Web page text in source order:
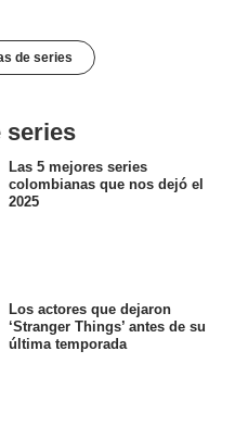
de series
series
Las 5 mejores series
colombianas que nos dejó el
2025
Los actores que dejaron
‘Stranger Things’ antes de su
última temporada